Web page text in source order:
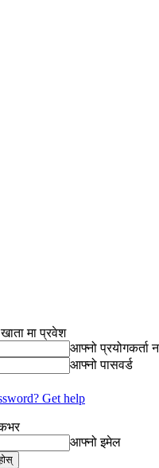
मा प्रवेश
आफ्नो प्रयोगकर्ता
आफ्नो पासवर्ड
Get help
आफ्नो इमेल